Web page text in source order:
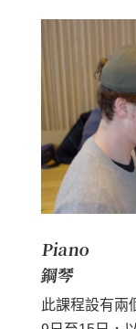
Piano
鋼琴
此課程設有兩